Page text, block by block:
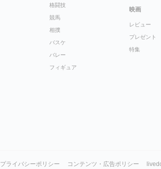
格闘技
競馬
相撲
バスケ
バレー
フィギュア
映画
レビュー
プレゼント
特集
プライバシーポリシー コンテンツ・広告ポリシー